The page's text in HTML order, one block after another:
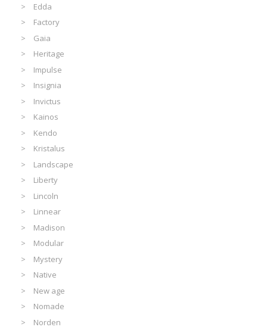
Edda
Factory
Gaia
Heritage
Impulse
Insignia
Invictus
Kainos
Kendo
Kristalus
Landscape
Liberty
Lincoln
Linnear
Madison
Modular
Mystery
Native
New age
Nomade
Norden